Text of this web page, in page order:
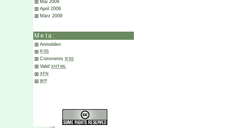
Mai 2009
April 2009
März 2009
Meta:
Anmelden
RSS
Comments RSS
Valid XHTML
XFN
WP